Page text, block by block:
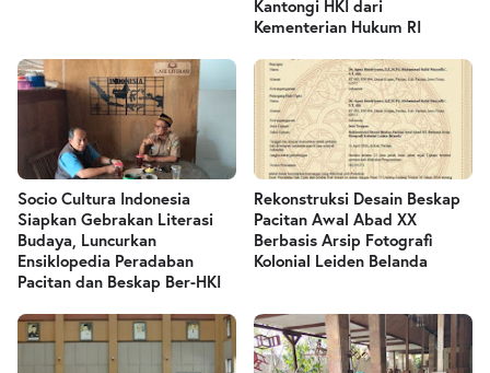
Kantongi HKI dari
Kementerian Hukum RI
Socio Cultura Indonesia
Siapkan Gebrakan Literasi
Budaya, Luncurkan
Ensiklopedia Peradaban
Pacitan dan Beskap Ber-HKI
Rekonstruksi Desain Beskap
Pacitan Awal Abad XX
Berbasis Arsip Fotografi
Kolonial Leiden Belanda